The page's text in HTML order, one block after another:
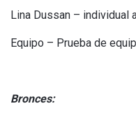
Lina Dussan – individual
Equipo – Prueba de
Bronces: